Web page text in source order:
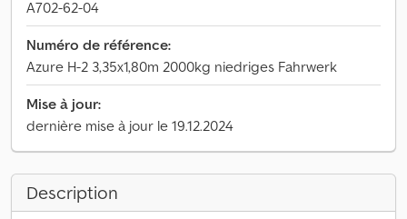
A702-62-04
Numéro de référence:
Azure H-2 3,35x1,80m 2000kg niedriges Fahrwerk
Mise à jour:
dernière mise à jour le 19.12.2024
Description